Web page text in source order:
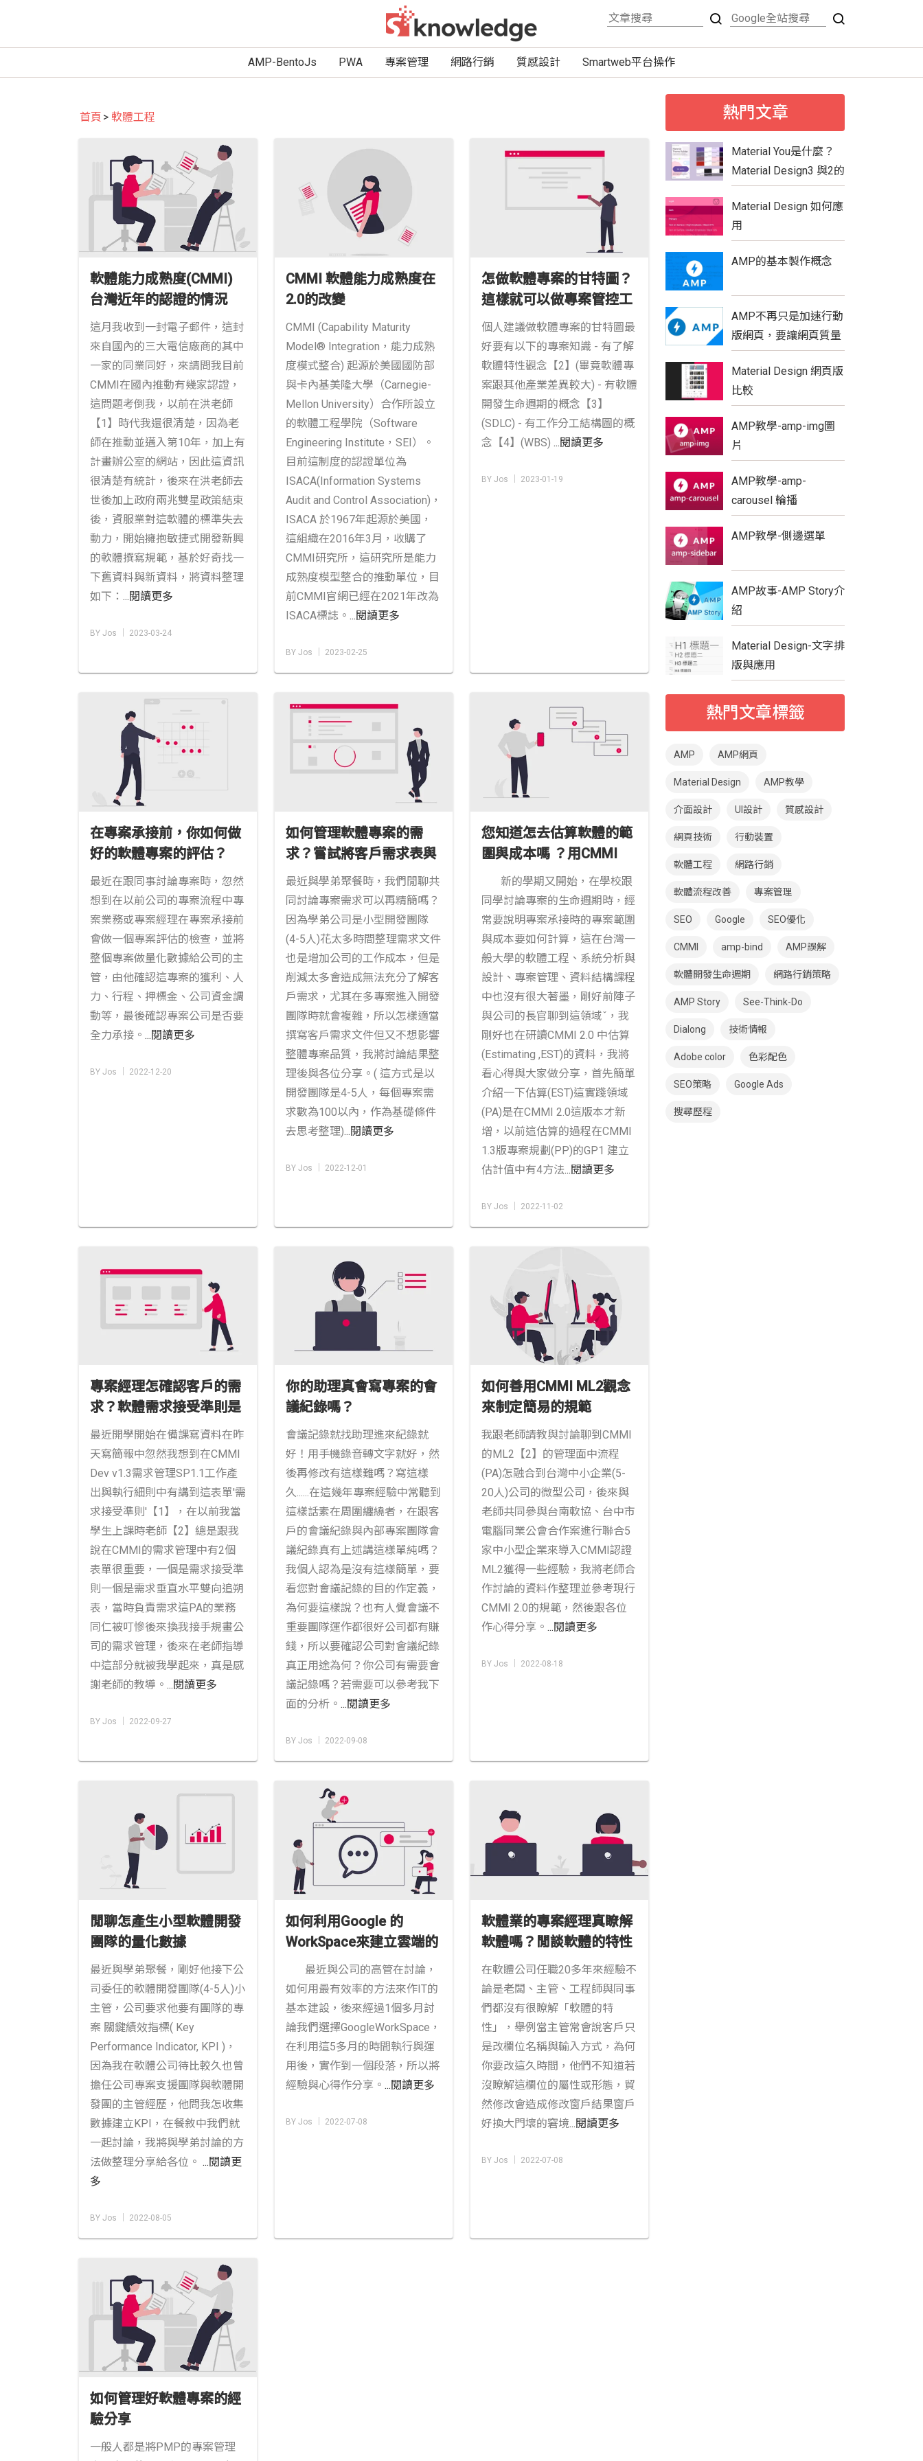
AMP-BentoJs PWA 專案管理 網路行銷 質感設計 Smartweb平台操作
首頁 軟體工程
軟體能力成熟度(CMMI)
台灣近年的認證的情況
這月我收到一封電子郵件，這封
來自國內的三大電信廠商的其中
一家的同業同好，來請問我目前
CMMI在國內推動有幾家認證，
這問題考倒我，以前在洪老師
【1】時代我還很清楚，因為老
師在推動並邁入第10年，加上有
計畫辦公室的網站，因此這資訊
很清楚有統計，後來在洪老師去
世後加上政府兩兆雙星政策結束
後，資服業對這軟體的標準失去
動力，開始擁抱敏捷式開發新興
的軟體撰寫規範，基於好奇找一
下舊資料與新資料，將資料整理
如下： ...閱讀更多
BY Jos │ 2023-03-24
CMMI 軟體能力成熟度在
2.0的改變
CMMI (Capability Maturity
Model® Integration，能力成熟
度模式整合) 起源於美國國防部
與卡內基美隆大學（Carnegie-
Mellon University）合作所設立
的軟體工程學院（Software
Engineering Institute，SEI）。
目前這制度的認證單位為
ISACA(Information Systems
Audit and Control Association)，
ISACA 於1967年起源於美國，
這組織在2016年3月，收購了
CMMI研究所，這研究所是能力
成熟度模型整合的推動單位，目
前CMMI官網已經在2021年改為
ISACA標誌。 ...閱讀更多
BY Jos │ 2023-02-25
怎做軟體專案的甘特圖？
這樣就可以做專案管控工
作嗎？
個人建議做軟體專案的甘特圖最
好要有以下的專案知識 - 有了解
軟體特性觀念【2】(畢竟軟體專
案跟其他產業差異較大) - 有軟體
開發生命週期的概念【3】
(SDLC) - 有工作分工結構圖的概
念【4】(WBS) ...閱讀更多
BY Jos │ 2023-01-19
在專案承接前，你如何做
好的軟體專案的評估？
最近在跟同事討論專案時，忽然
想到在以前公司的專案流程中專
案業務或專案經理在專案承接前
會做一個專案評估的檢查，並將
整個專案做量化數據給公司的主
管，由他確認這專案的獲利、人
力、行程、押標金、公司資金調
動等，最後確認專案公司是否要
全力承接。 ...閱讀更多
BY Jos │ 2022-12-20
如何管理軟體專案的需
求？嘗試將客戶需求表與
需求垂直接受表作整合
最近與學弟聚餐時，我們閒聊共
同討論專案需求可以再精簡嗎？
因為學弟公司是小型開發團隊
(4-5人)花太多時間整理需求文件
也是增加公司的工作成本，但是
削減太多會造成無法充分了解客
戶需求，尤其在多專案進入開發
團隊時就會複雜，所以怎樣適當
撰寫客戶需求文件但又不想影響
整體專案品質，我將討論結果整
理後與各位分享。( 這方式是以
開發團隊是4-5人，每個專案需
求數為100以內，作為基礎條件
去思考整理)...閱讀更多
BY Jos │ 2022-12-01
您知道怎去估算軟體的範
圍與成本嗎 ？用CMMI
2.0估算(EST)方法讓你估
算有個依據。
新的學期又開始，在學校跟
同學討論專案的生命週期時，經
常要說明專案承接時的專案範圍
與成本要如何計算，這在台灣一
般大學的軟體工程、系統分析與
設計、專案管理、資料結構課程
中也沒有很大著墨，剛好前陣子
與公司的長官聊到這領域ˇ，我
剛好也在研讀CMMI 2.0 中估算
(Estimating ,EST)的資料，我將
看心得與大家做分享，首先簡單
介紹一下估算(EST)這實踐領域
(PA)是在CMMI 2.0這版本才新
增，以前這估算的過程在CMMI
1.3版專案規劃(PP)的GP1 建立
估計值中有4方法...閱讀更多
BY Jos │ 2022-11-02
專案經理怎確認客戶的需
求？軟體需求接受準則是
個好方法
最近開學開始在備課寫資料在昨
天寫簡報中忽然我想到在CMMI
Dev v1.3需求管理SP1.1工作產
出與執行細則中有講到這表單'需
求接受準則'【1】，在以前我當
學生上課時老師【2】總是跟我
說在CMMI的需求管理中有2個
表單很重要，一個是需求接受準
則一個是需求垂直水平雙向追朔
表，當時負責需求這PA的業務
同仁被叮慘後來換我接手規畫公
司的需求管理，後來在老師指導
中這部分就被我學起來，真是感
謝老師的教導。 ...閱讀更多
BY Jos │ 2022-09-27
你的助理真會寫專案的會
議紀錄嗎？
會議記錄就找助理進來紀錄就
好！用手機錄音轉文字就好，然
後再修改有這樣難嗎？寫這樣
久......在這幾年專案經驗中常聽到
這樣話素在周圍纏繞者，在跟客
戶的會議紀錄與內部專案團隊會
議紀錄真有上述講這樣單純嗎？
我個人認為是沒有這樣簡單，要
看您對會議記錄的目的作定義，
為何要這樣說？也有人覺會議不
重要團隊運作都很好公司都有賺
錢，所以要確認公司對會議紀錄
真正用途為何？你公司有需要會
議記錄嗎？若需要可以參考我下
面的分析。 ...閱讀更多
BY Jos │ 2022-09-08
如何善用CMMI ML2觀念
來制定簡易的規範
我跟老師請教與討論聊到CMMI
的ML2【2】的管理面中流程
(PA)怎融合到台灣中小企業(5-
20人)公司的微型公司，後來與
老師共同參與台南軟協、台中市
電腦同業公會合作案進行聯合5
家中小型企業來導入CMMI認證
ML2獲得一些經驗，我將老師合
作討論的資料作整理並參考現行
CMMI 2.0的規範，然後跟各位
作心得分享。 ...閱讀更多
BY Jos │ 2022-08-18
閒聊怎產生小型軟體開發
團隊的量化數據
最近與學弟聚餐，剛好他接下公
司委任的軟體開發團隊(4-5人)小
主管，公司要求他要有團隊的專
案 關鍵績效指標( Key
Performance Indicator, KPI )，
因為我在軟體公司待比較久也曾
擔任公司專案支援團隊與軟體開
發團的主管經歷，他問我怎收集
數據建立KPI，在餐敘中我們就
一起討論，我將與學弟討論的方
法做整理分享給各位。 ...閱讀更
多
BY Jos │ 2022-08-05
如何利用Google 的
WorkSpace來建立雲端的
專案管理
最近與公司的高管在討論，
如何用最有效率的方法來作IT的
基本建設，後來經過1個多月討
論我們選擇GoogleWorkSpace，
在利用這5多月的時間執行與運
用後，實作到一個段落，所以將
經驗與心得作分享。 ...閱讀更多
BY Jos │ 2022-07-08
軟體業的專案經理真瞭解
軟體嗎？閒談軟體的特性
在軟體公司任職20多年來經驗不
論是老闆、主管、工程師與同事
們都沒有很瞭解「軟體的特
性」，舉例當主管常會說客戶只
是改欄位名稱與輸入方式，為何
你要改這久時間，他們不知道若
沒瞭解這欄位的屬性或形態，貿
然修改會造成修改窗戶結果窗戶
好換大門壞的窘境...閱讀更多
BY Jos │ 2022-07-08
如何管理好軟體專案的經
驗分享
一般人都是將PMP的專案管理
熱門文章
Material You是什麼？
Material Design3 與2的
比較
Material Design 如何應
用
AMP的基本製作概念
AMP不再只是加速行動
版網頁，要讓網頁質量
更具優勢
Material Design 網頁版
比較
AMP教學-amp-img圖
片
AMP教學-amp-
carousel 輪播
AMP教學-側邊選單
AMP故事-AMP Story介
紹
Material Design-文字排
版與應用
熱門文章標籤
AMP AMP網頁
Material Design AMP教學
介面設計 UI設計 質感設計
網頁技術 行動裝置
軟體工程 網路行銷
軟體流程改善 專案管理
SEO Google SEO優化
CMMI amp-bind AMP誤解
軟體開發生命週期 網路行銷策略
AMP Story See-Think-Do
Dialong 技術情報
Adobe color 色彩配色
SEO策略 Google Ads
搜尋歷程